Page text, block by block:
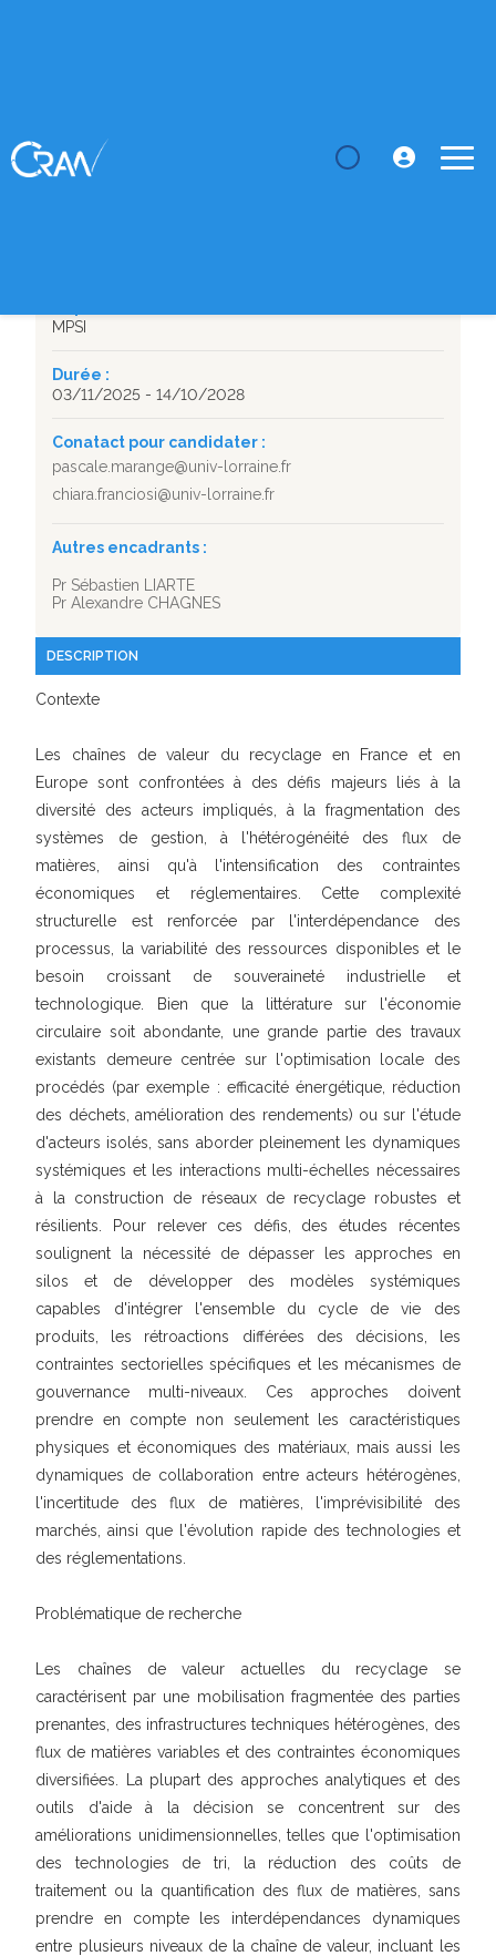
SUJET DE POSTDOC
MPSI
Durée :
03/11/2025 - 14/10/2028
Conatact pour candidater :
pascale.marange@univ-lorraine.fr
chiara.franciosi@univ-lorraine.fr
Autres encadrants :
Pr Sébastien LIARTE
Pr Alexandre CHAGNES
DESCRIPTION
Contexte
Les chaînes de valeur du recyclage en France et en
Europe sont confrontées à des défis majeurs liés à la
diversité des acteurs impliqués, à la fragmentation des
systèmes de gestion, à l'hétérogénéité des flux de
matières, ainsi qu'à l'intensification des contraintes
économiques et réglementaires. Cette complexité
structurelle est renforcée par l'interdépendance des
processus, la variabilité des ressources disponibles et le
besoin croissant de souveraineté industrielle et
technologique. Bien que la littérature sur l'économie
circulaire soit abondante, une grande partie des travaux
existants demeure centrée sur l'optimisation locale des
procédés (par exemple : efficacité énergétique, réduction
des déchets, amélioration des rendements) ou sur l'étude
d'acteurs isolés, sans aborder pleinement les dynamiques
systémiques et les interactions multi-échelles nécessaires
à la construction de réseaux de recyclage robustes et
résilients. Pour relever ces défis, des études récentes
soulignent la nécessité de dépasser les approches en
silos et de développer des modèles systémiques
capables d'intégrer l'ensemble du cycle de vie des
produits, les rétroactions différées des décisions, les
contraintes sectorielles spécifiques et les mécanismes de
gouvernance multi-niveaux. Ces approches doivent
prendre en compte non seulement les caractéristiques
physiques et économiques des matériaux, mais aussi les
dynamiques de collaboration entre acteurs hétérogènes,
l'incertitude des flux de matières, l'imprévisibilité des
marchés, ainsi que l'évolution rapide des technologies et
des réglementations.
Problématique de recherche
Les chaînes de valeur actuelles du recyclage se
caractérisent par une mobilisation fragmentée des parties
prenantes, des infrastructures techniques hétérogènes, des
flux de matières variables et des contraintes économiques
diversifiées. La plupart des approches analytiques et des
outils d'aide à la décision se concentrent sur des
améliorations unidimensionnelles, telles que l'optimisation
des technologies de tri, la réduction des coûts de
traitement ou la quantification des flux de matières, sans
prendre en compte les interdépendances dynamiques
entre plusieurs niveaux de la chaîne de valeur, incluant les